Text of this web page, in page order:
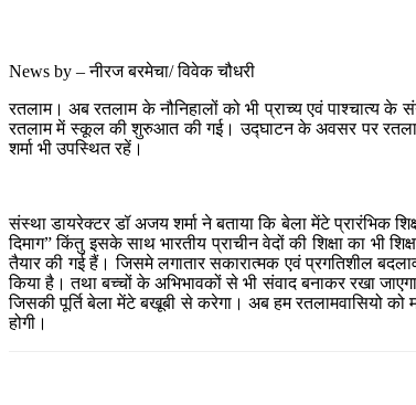
News by – नीरज बरमेचा/ विवेक चौधरी
रतलाम। अब रतलाम के नौनिहालों को भी प्राच्य एवं पाश्चात्य के
रतलाम में स्कूल की शुरुआत की गई। उद्घाटन के अवसर पर रतलाम
शर्मा भी उपस्थित रहें।
संस्था डायरेक्टर डॉ अजय शर्मा ने बताया कि बेला मेंटे प्रारंभिक
दिमाग” किंतु इसके साथ भारतीय प्राचीन वेदों की शिक्षा का भी
तैयार की गई हैं। जिसमे लगातार सकारात्मक एवं प्रगतिशील
किया है। तथा बच्चों के अभिभावकों से भी संवाद बनाकर रखा
जिसकी पूर्ति बेला मेंटे बखूबी से करेगा। अब हम रतलामवासियो
होगी।